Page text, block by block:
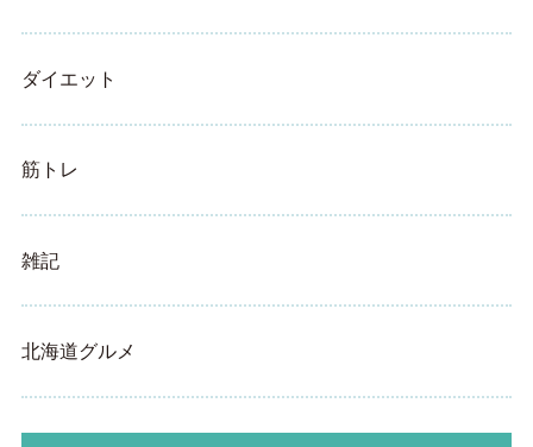
ダイエット
筋トレ
雑記
北海道グルメ